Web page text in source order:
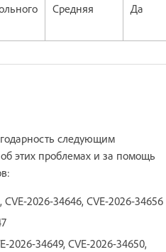
Средняя Да
следующим
этих проблемах и за помощь
2026-34646, CVE-2026-34656
2026-34649, CVE-2026-34650,